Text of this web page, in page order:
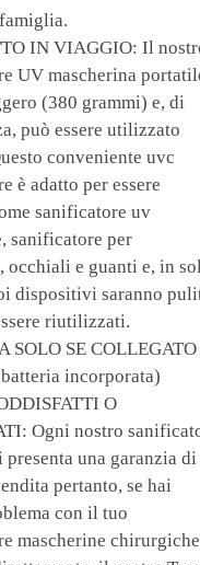
IN VIAGGIO: Il
UV mascherina
(380 grammi) e, di
può essere utilizzato
conveniente uvc
è adatto per essere
sanificatore uv
sanificatore per
occhiali e guanti e, in
dispositivi saranno
riutilizzati.
SOLO SE COLLEGATO
incorporata)
O
Ogni nostro
una garanzia di
pertanto, se hai
con il tuo
mascherine